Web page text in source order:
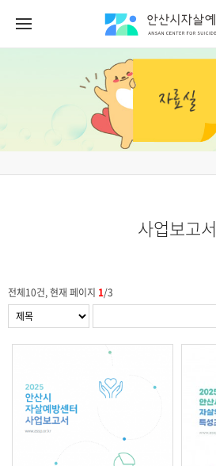
사업보고서
전체10건, 현재 페이지 1/3